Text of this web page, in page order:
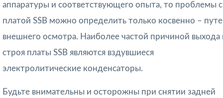
аппаратуры и соответствующего опыта, то проблемы с
платой SSB можно определить только косвенно –
внешнего осмотра. Наиболее частой причиной выхода
строя платы SSB являются вздувшиеся
электролитические конденсаторы.
Будьте внимательны и осторожны при снятии задней